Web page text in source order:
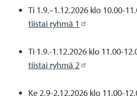
Ti 1.9.–1.12.2026 klo 10.00-
tiistai ryhmä 1
Ti 1.9.-1.12.2026 klo 11.00-
tiistai ryhmä 2
Ke 2.9-2.12.2026 klo 11.00-